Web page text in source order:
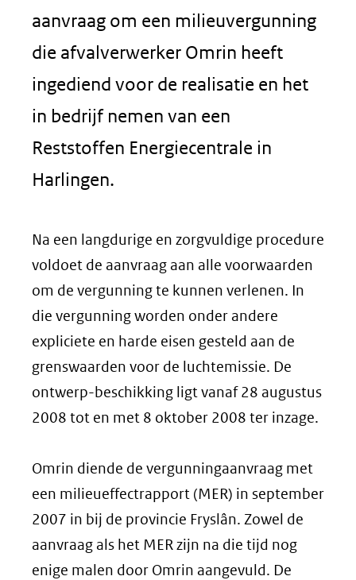
aanvraag om een milieuvergunning
die afvalverwerker Omrin heeft
ingediend voor de realisatie en het
in bedrijf nemen van een
Reststoffen Energiecentrale in
Harlingen.
Na een langdurige en zorgvuldige procedure
voldoet de aanvraag aan alle voorwaarden
om de vergunning te kunnen verlenen. In
die vergunning worden onder andere
expliciete en harde eisen gesteld aan de
grenswaarden voor de luchtemissie. De
ontwerp-beschikking ligt vanaf 28 augustus
2008 tot en met 8 oktober 2008 ter inzage.
Omrin diende de vergunningaanvraag met
een milieueffectrapport (MER) in september
2007 in bij de provincie Fryslân. Zowel de
aanvraag als het MER zijn na die tijd nog
enige malen door Omrin aangevuld. De